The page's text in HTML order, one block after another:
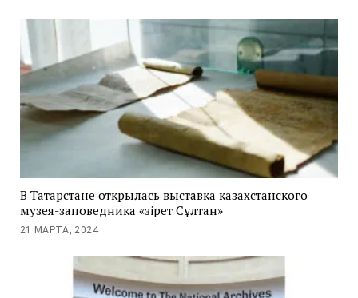
В Татарстане открылась выставка казахстанского
музея-заповедника «Әзірет Сұлтан»
21 МАРТА, 2024